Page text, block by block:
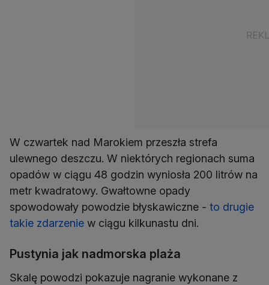
W czwartek nad Marokiem przeszła strefa
ulewnego deszczu. W niektórych regionach suma
opadów w ciągu 48 godzin wyniosła 200 litrów na
metr kwadratowy. Gwałtowne opady
spowodowały powodzie błyskawiczne - to drugie
takie zdarzenie w ciągu kilkunastu dni.
Pustynia jak nadmorska plaża
Skalę powodzi pokazuje nagranie wykonane z